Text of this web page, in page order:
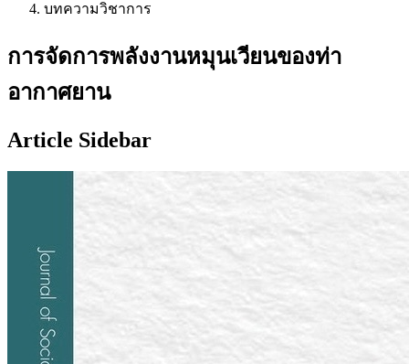
บทความวิชาการ
การจัดการพลังงานหมุนเวียนของท่า
อากาศยาน
Article Sidebar